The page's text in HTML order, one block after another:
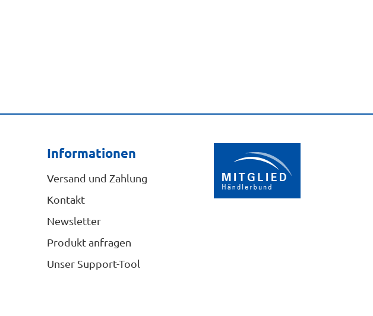
Informationen
Versand und Zahlung
Kontakt
Newsletter
Produkt anfragen
Unser Support-Tool